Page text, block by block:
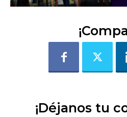
¡Déjanos tu